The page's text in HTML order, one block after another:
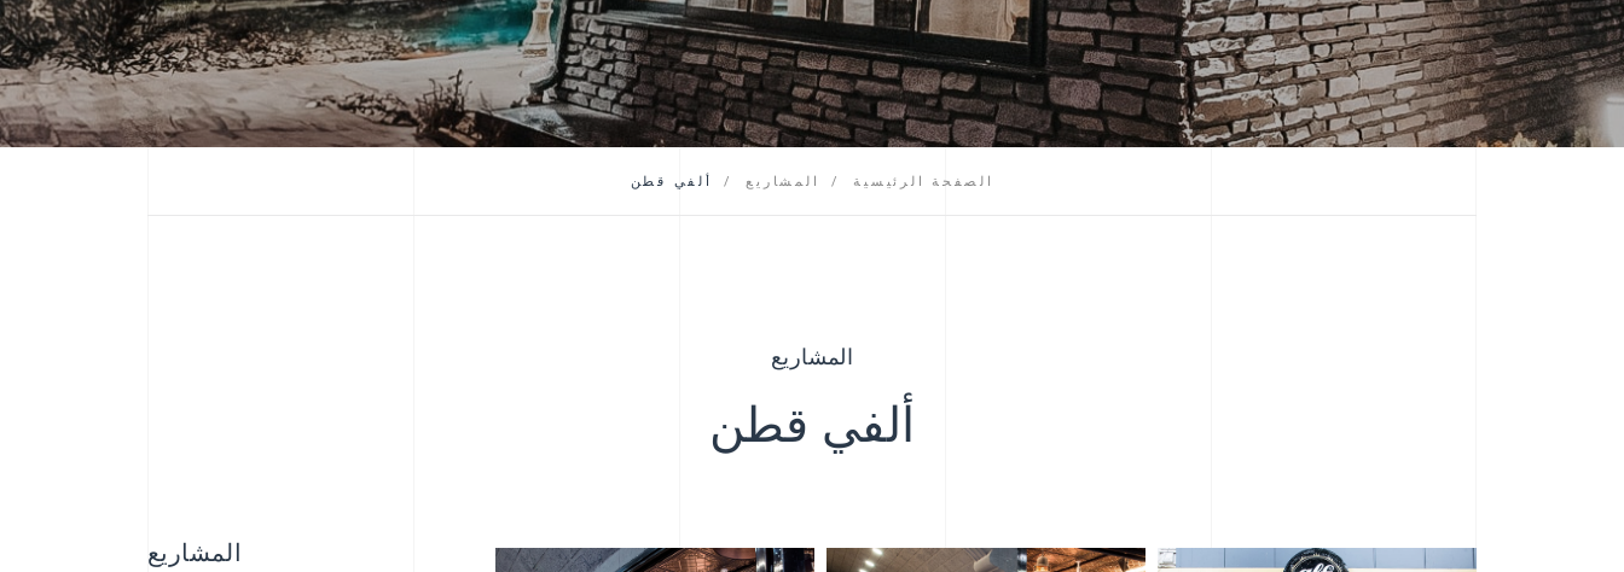
أخبار وأحداث
بيع
أشرطة فيديو
الصفحة الرئيسية المشاريع ألفي قطن
المشاريع
ألفي قطن
المشاريع